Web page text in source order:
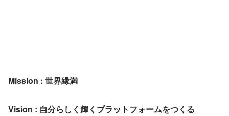
Mission : 世界縁満
Vision : 自分らしく輝くプラットフォームをつくる